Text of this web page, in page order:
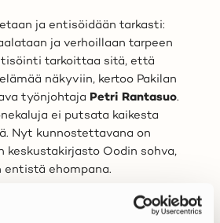
ja entisöidään tarkasti:
ja verhoillaan tarpeen
tarkoittaa sitä, että
näkyviin, kertoo Pakilan
työnjohtaja Petri Rantasuo.
ei putsata kaikesta
Nyt kunnostettavana on
keskustakirjasto Oodin sohva,
entistä ehompana.
etsintä alkoi, kun